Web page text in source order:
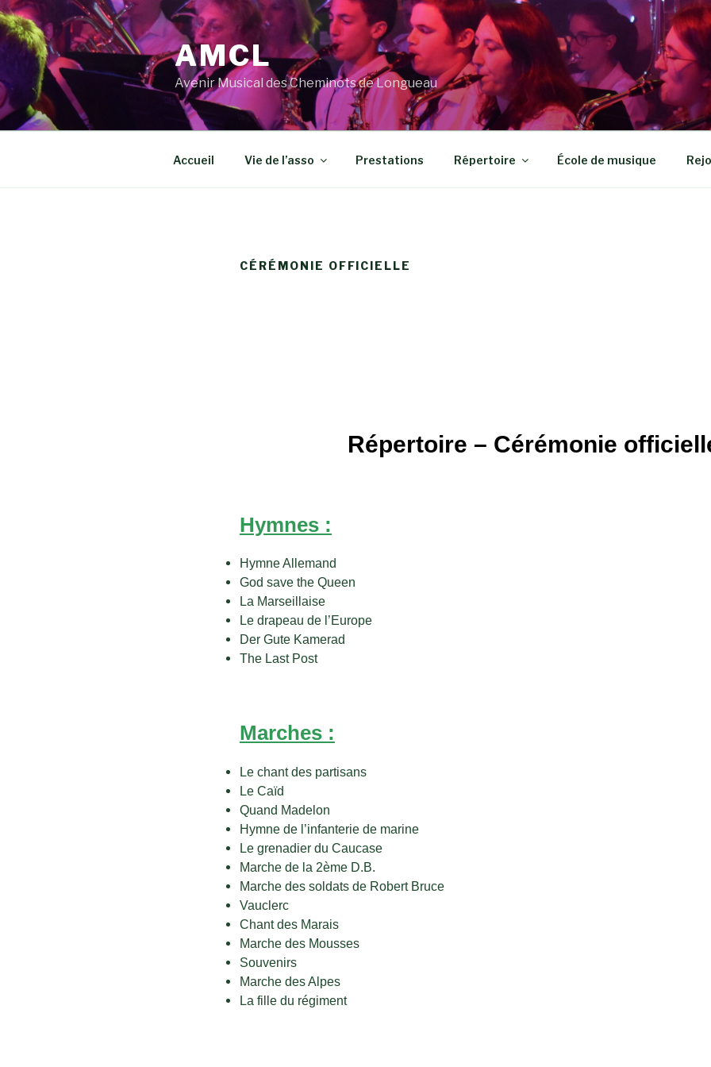
Aller
au
contenu
principal
AMCL
Avenir Musical des Cheminots de Longueau
Accueil Vie de l’asso Prestations Répertoire École de musique
CÉRÉMONIE OFFICIELLE
Répertoire – Cérémonie
Hymnes :
Hymne Allemand
God save the Queen
La Marseillaise
Le drapeau de l’Europe
Der Gute Kamerad
The Last Post
Marches :
Le chant des partisans
Le Caïd
Quand Madelon
Hymne de l’infanterie de marine
Le grenadier du Caucase
Marche de la 2ème D.B.
Marche des soldats de Robert Bruce
Vauclerc
Chant des Marais
Marche des Mousses
Souvenirs
Marche des Alpes
La fille du régiment